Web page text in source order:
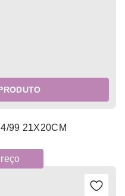
99 21X20CM